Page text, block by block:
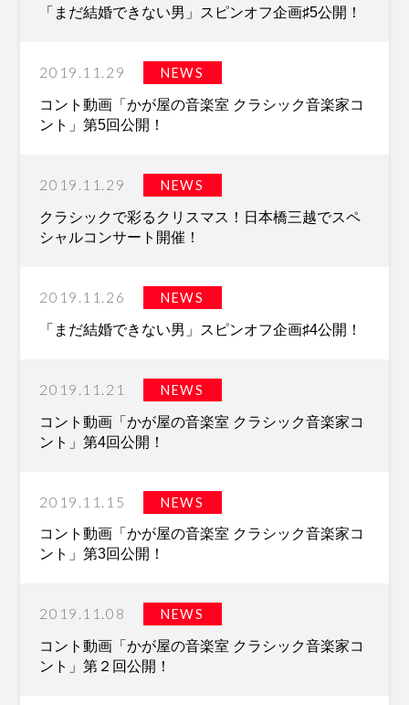
「まだ結婚できない男」スピンオフ企画♯5公開！
2019.11.29 NEWS
コント動画「かが屋の音楽室 クラシック音楽家コ
ント」第5回公開！
2019.11.29 NEWS
クラシックで彩るクリスマス！日本橋三越でスペ
シャルコンサート開催！
2019.11.26 NEWS
「まだ結婚できない男」スピンオフ企画♯4公開！
2019.11.21 NEWS
コント動画「かが屋の音楽室 クラシック音楽家コ
ント」第4回公開！
2019.11.15 NEWS
コント動画「かが屋の音楽室 クラシック音楽家コ
ント」第3回公開！
2019.11.08 NEWS
コント動画「かが屋の音楽室 クラシック音楽家コ
ント」第２回公開！